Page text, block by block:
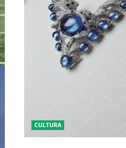
CULTURA